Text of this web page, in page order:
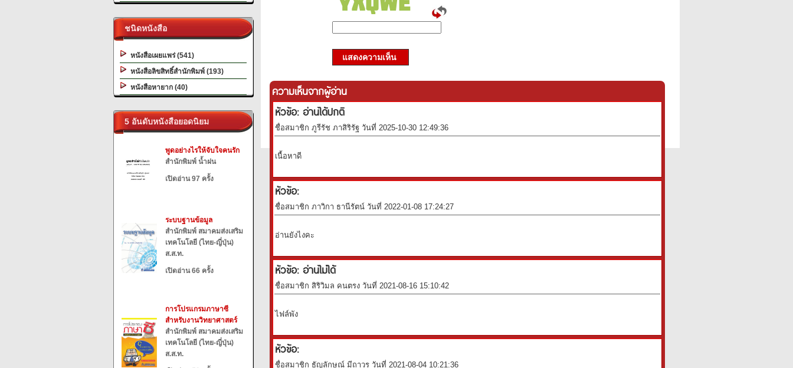
ชนิดหนังสือ
หนังสือเผยแพร่ (541)
หนังสือลิขสิทธิ์สำนักพิมพ์ (193)
หนังสือหายาก (40)
5 อันดับหนังสือยอดนิยม
พูดอย่างไรให้จับใจคนรัก
สำนักพิมพ์ น้ำฝน
เปิดอ่าน 97 ครั้ง
ระบบฐานข้อมูล
สำนักพิมพ์ สมาคมส่งเสริม
เทคโนโลยี (ไทย-ญี่ปุ่น)
ส.ส.ท.
เปิดอ่าน 66 ครั้ง
การโปรแกรมภาษาซี
สำหรับงานวิทยาศาสตร์
สำนักพิมพ์ สมาคมส่งเสริม
เทคโนโลยี (ไทย-ญี่ปุ่น)
ส.ส.ท.
แสดงความเห็น
ความเห็นจากผู้อ่าน
หัวข้อ: อ่านได้ปกติ
ชื่อสมาชิก ภูรีรัช ภาสิริรัฐ วันที่ 2025-10-30 12:49:36
เนื้อหาดี
หัวข้อ:
ชื่อสมาชิก ภาวิกา ธานีรัตน์ วันที่ 2022-01-08 17:24:27
อ่านยังไงคะ
หัวข้อ: อ่านไม่ได้
ชื่อสมาชิก สิริวิมล คนตรง วันที่ 2021-08-16 15:10:42
ไฟล์พัง
หัวข้อ:
ชื่อสมาชิก ธัญ​ลักษณ์​ มีถาวร​ วันที่ 2021-08-04 10:21:36